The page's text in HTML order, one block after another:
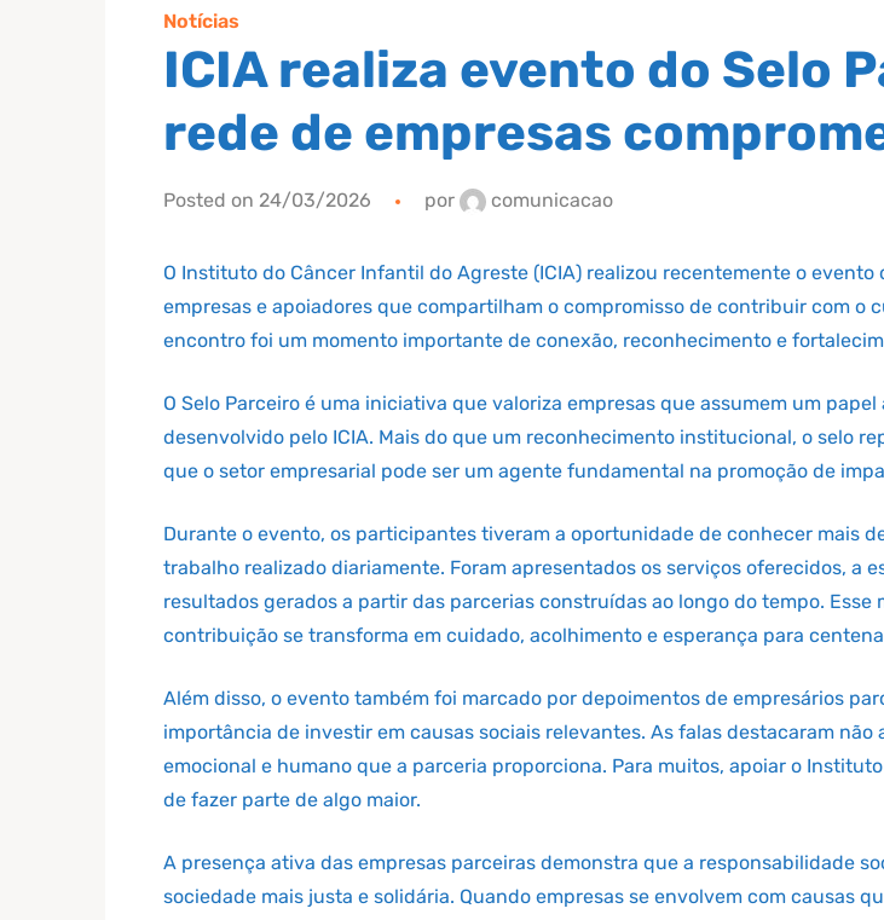
Notícias
ICIA realiza evento do Selo
rede de empresas
Posted on 24/03/2026 por comunicacao
O Instituto do Câncer Infantil do Agreste (ICIA) realizou recentemente o
empresas e apoiadores que compartilham o compromisso de contribuir com o
encontro foi um momento importante de conexão, reconhecimento e
O Selo Parceiro é uma iniciativa que valoriza empresas que assumem um
desenvolvido pelo ICIA. Mais do que um reconhecimento institucional, o selo
que o setor empresarial pode ser um agente fundamental na promoção de
Durante o evento, os participantes tiveram a oportunidade de conhecer mais
trabalho realizado diariamente. Foram apresentados os serviços oferecidos,
resultados gerados a partir das parcerias construídas ao longo do tempo.
contribuição se transforma em cuidado, acolhimento e esperança para
Além disso, o evento também foi marcado por depoimentos de empresários
importância de investir em causas sociais relevantes. As falas destacaram
emocional e humano que a parceria proporciona. Para muitos, apoiar o
de fazer parte de algo maior.
A presença ativa das empresas parceiras demonstra que a responsabilidade
sociedade mais justa e solidária. Quando empresas se envolvem com causas